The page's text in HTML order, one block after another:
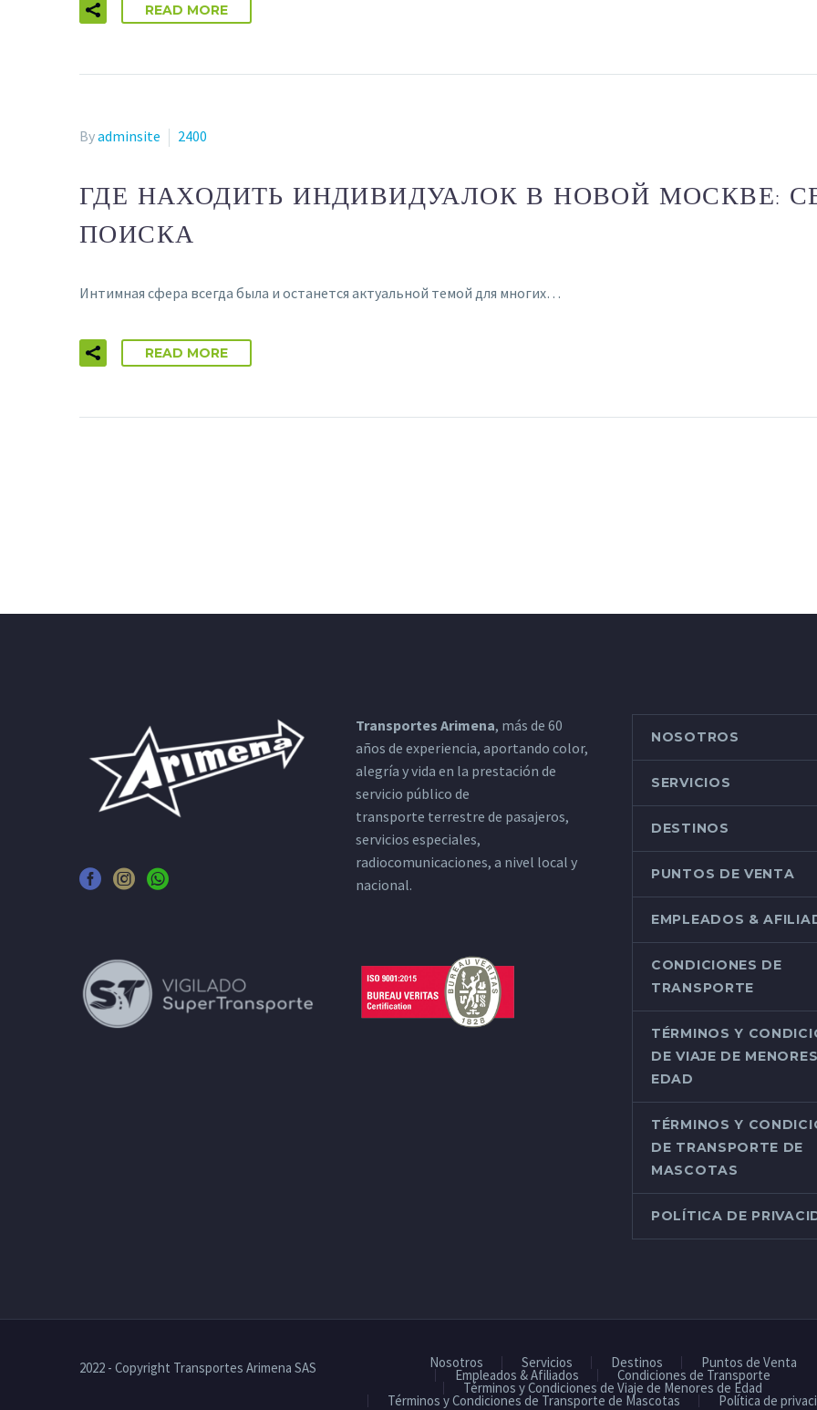
READ MORE
Byadminsite 2400
ГДЕ НАХОДИТЬ ИНДИВИДУАЛОК В НОВОЙ МОСКВЕ:
ПОИСКА
Интимная сфера всегда была и останется актуальной темой для многих…
READ MORE
Transportes Arimena, más de 60
años de experiencia, aportando color,
alegría y vida en la prestación de
servicio público de
transporte terrestre de pasajeros,
servicios especiales,
radiocomunicaciones, a nivel local y
nacional.
NOSOTROS
SERVICIOS
DESTINOS
PUNTOS DE VENTA
EMPLEADOS &
CONDICIONES DE
TRANSPORTE
TÉRMINOS Y
DE VIAJE DE
EDAD
TÉRMINOS Y
DE TRANSPORTE DE
MASCOTAS
POLÍTICA DE
Nosotros Servicios Destinos Puntos de Venta
Empleados & Afiliados Condiciones de Transporte
Términos y Condiciones de Viaje de Menores de Edad
Términos y Condiciones de Transporte de Mascotas Política de
2022 - Copyright Transportes Arimena SAS